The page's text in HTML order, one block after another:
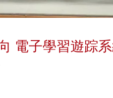
電子學習遊踪